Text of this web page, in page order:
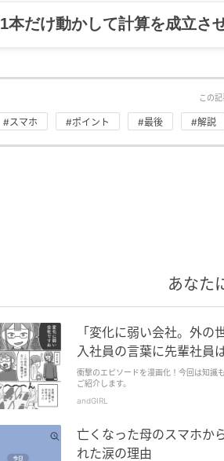
1本だけ動かして計算を成立さ
この
#スマホ #ポイント #最後 #解説
あなた
「変化に弱い会社。外
入社員の言葉に先輩社員
衝撃のエピソードを漫画化！今回は知識
ご紹介します。
andGIRL
亡くなった母のスマホか
れた涙の理由